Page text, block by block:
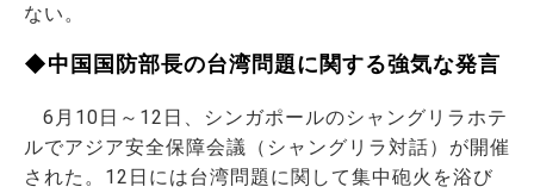
ない。
◆中国国防部長の台湾問題に関する強気な発言
6月10日～12日、シンガポールのシャングリラホテ
ルでアジア安全保障会議（シャングリラ対話）が開催
された。12日には台湾問題に関して集中砲火を浴び